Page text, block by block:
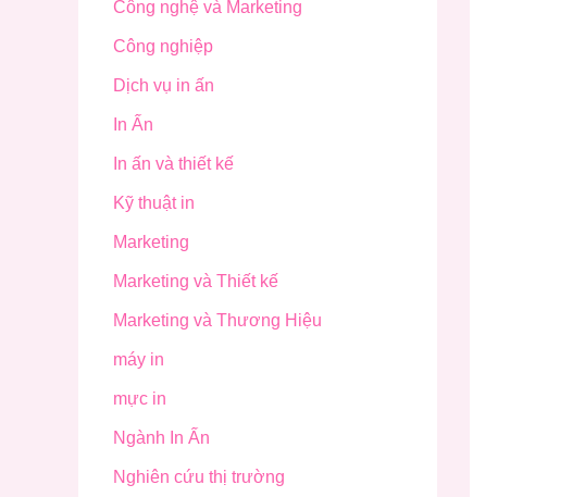
Công nghệ và Marketing
Công nghiệp
Dịch vụ in ấn
In Ấn
In ấn và thiết kế
Kỹ thuật in
Marketing
Marketing và Thiết kế
Marketing và Thương Hiệu
máy in
mực in
Ngành In Ấn
Nghiên cứu thị trường